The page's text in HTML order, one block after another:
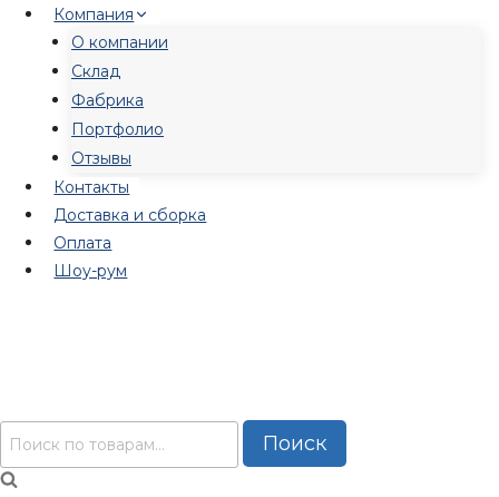
Перейти
содержимому
Компания
О компании
Склад
Фабрика
Портфолио
Отзывы
Контакты
Доставка и сборка
Оплата
Шоу-рум
Поиск